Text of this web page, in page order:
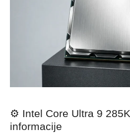
⚙️ Intel Core Ultra 9
informacije